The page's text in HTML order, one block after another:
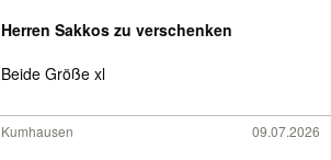
Herren Sakkos zu verschenken
Beide Größe xl
Kumhausen 09.07.2026